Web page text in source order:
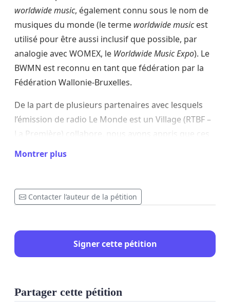
worldwide music, également connu sous le nom de
musiques du monde (le terme worldwide musicest
utilisé pour être aussi inclusif que possible, par
analogie avec WOMEX, le Worldwide Music Expo). Le
BWMN est reconnu en tant que fédération par la
Fédération Wallonie-Bruxelles.
De la part de plusieurs partenaires avec lesquels
l’émission de radio Le Monde est un Village (RTBF –
La Première) collabore, nous avons appris que ces
partenariats seront interrompus dès l’automne
2025, et que l’horaire de diffusion passerait d’une
heures de diffusion le week-end.
des apports importants au secteur de l’industrie
musicale avec des productions de CDs compilation,
d'enregistrements d'albums d'artistes, de soutiens
artistiques, des développements de productions
originales, des rencontres avec des publics locaux,
Montrer plus
Contacter l’auteur de la pétition
Signer cette pétition
Partager cette pétition